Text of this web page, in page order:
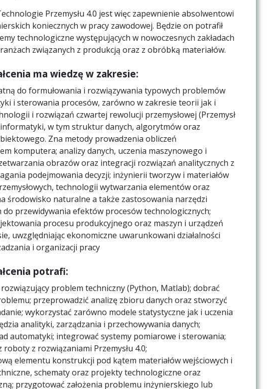
Przemysłu 4.0 jest więc zapewnienie absolwentowi
koniecznych w pracy zawodowej. Będzie on potrafił
technologiczne występujących w nowoczesnych zakładach
związanych z produkcją oraz z obróbką materiałów.
ma wiedzę w zakresie:
do formułowania i rozwiązywania typowych problemów
i sterowania procesów, zarówno w zakresie teorii jak i
i rozwiązań czwartej rewolucji przemysłowej (Przemysł
informatyki, w tym struktur danych, algorytmów oraz
Zna metody prowadzenia obliczeń
komputera; analizy danych, uczenia maszynowego i
obrazów oraz integracji rozwiązań analitycznych z
podejmowania decyzji; inżynierii tworzyw i materiałów
technologii wytwarzania elementów oraz
środowisko naturalne a także zastosowania narzędzi
przewidywania efektów procesów technologicznych;
procesu produkcyjnego oraz maszyn i urządzeń
uwzględniając ekonomiczne uwarunkowani działalności
i organizacji pracy
potrafi:
problem techniczny (Python, Matlab); dobrać
przeprowadzić analizę zbioru danych oraz stworzyć
wykorzystać zarówno modele statystyczne jak i uczenia
analityki, zarządzania i przechowywania danych;
automatyki; integrować systemy pomiarowe i sterowania;
z rozwiązaniami Przemysłu 4.0;
elementu konstrukcji pod kątem materiałów wejściowych i
schematy oraz projekty technologiczne oraz
przygotować założenia problemu inżynierskiego lub